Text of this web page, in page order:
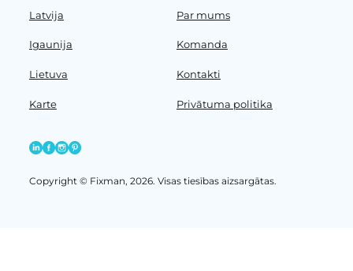
Latvija
Igaunija
Lietuva
Karte
Par mums
Komanda
Kontakti
Privātuma politika
Copyright © Fixman, 2026. Visas tiesības aizsargātas.